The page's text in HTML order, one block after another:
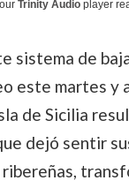
Trinity Audioplayer
sistema de
este martes y
de Sicilia
dejó sentir